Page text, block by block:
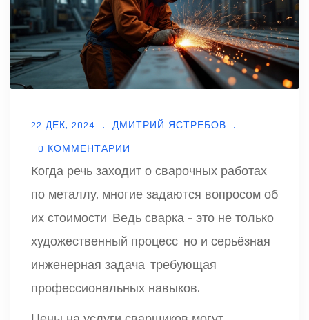
22 ДЕК, 2024
ДМИТРИЙ ЯСТРЕБОВ
0 КОММЕНТАРИИ
Когда речь заходит о сварочных работах
по металлу, многие задаются вопросом об
их стоимости. Ведь сварка – это не только
художественный процесс, но и серьёзная
инженерная задача, требующая
профессиональных навыков.